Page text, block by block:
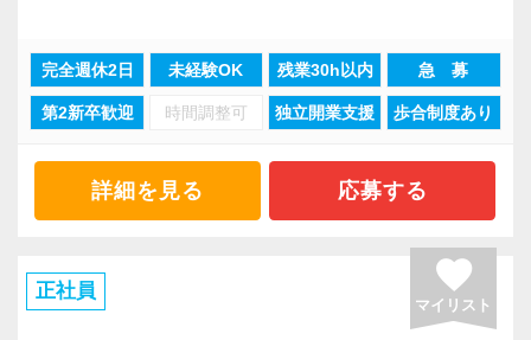
告業務にもチャレンジして頂けます。先輩スタ
ッフがサポートしますので、安心して税務・会
計の業務を一通り覚えられます！
▽ステップ3(4ヶ月目〜)
一通りの業務を覚えたら、自分自身で決算を行
って頂きます。決算書が出来ましたら、先輩ス
タッフ・オフィス責任者からのチェックと国税
ルの向上を目指し、税務のプロとして高い信頼
を獲得していきます。
お客様から信頼され、心の通ったサービスを提
の道を私たちと一緒に歩んでみませんか？
【将来オフィスをお任せできる貴方の力を求め
ています】
積み重ねてこられた知識と経験を生かして、さ
社長と話しながら、数字をもとにアドバイスを
したり、
【未経験でも大丈夫ですか？】
正直に言うと、最初は分からないことだらけで
す。
完全週休2日 未経験OK 残業30h以内 急 募
第2新卒歓迎 時間調整可 独立開業支援 歩合制度あり
詳細を見る 応募する
正社員 favorite
マイリスト